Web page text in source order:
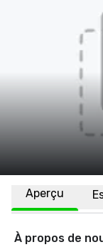
Aperçu
À propos de